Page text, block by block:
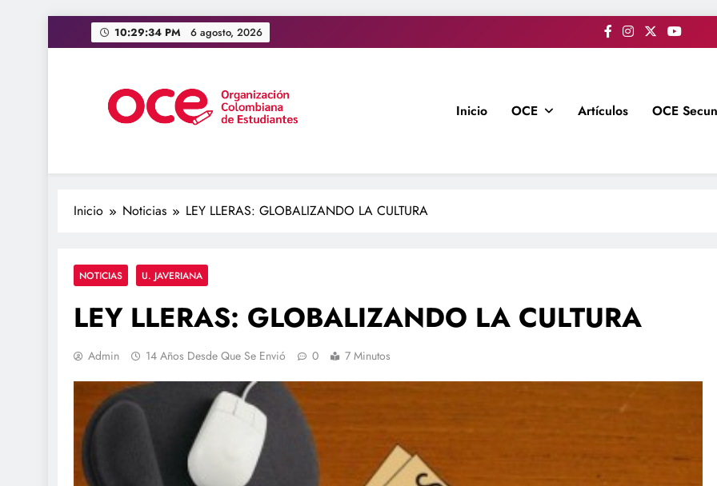
al
10:29:35 PM 6 agosto, 2026
OCE Colombia
Inicio OCE Artículos OCE
Inicio Noticias LEY LLERAS: GLOBALIZANDO LA CULTURA
NOTICIAS U. JAVERIANA
LEY LLERAS: GLOBALIZANDO LA CULTURA
Admin 14 Años Desde Que Se Envió 0 7 Minutos